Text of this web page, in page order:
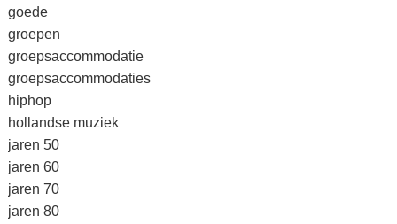
goede
groepen
groepsaccommodatie
groepsaccommodaties
hiphop
hollandse muziek
jaren 50
jaren 60
jaren 70
jaren 80